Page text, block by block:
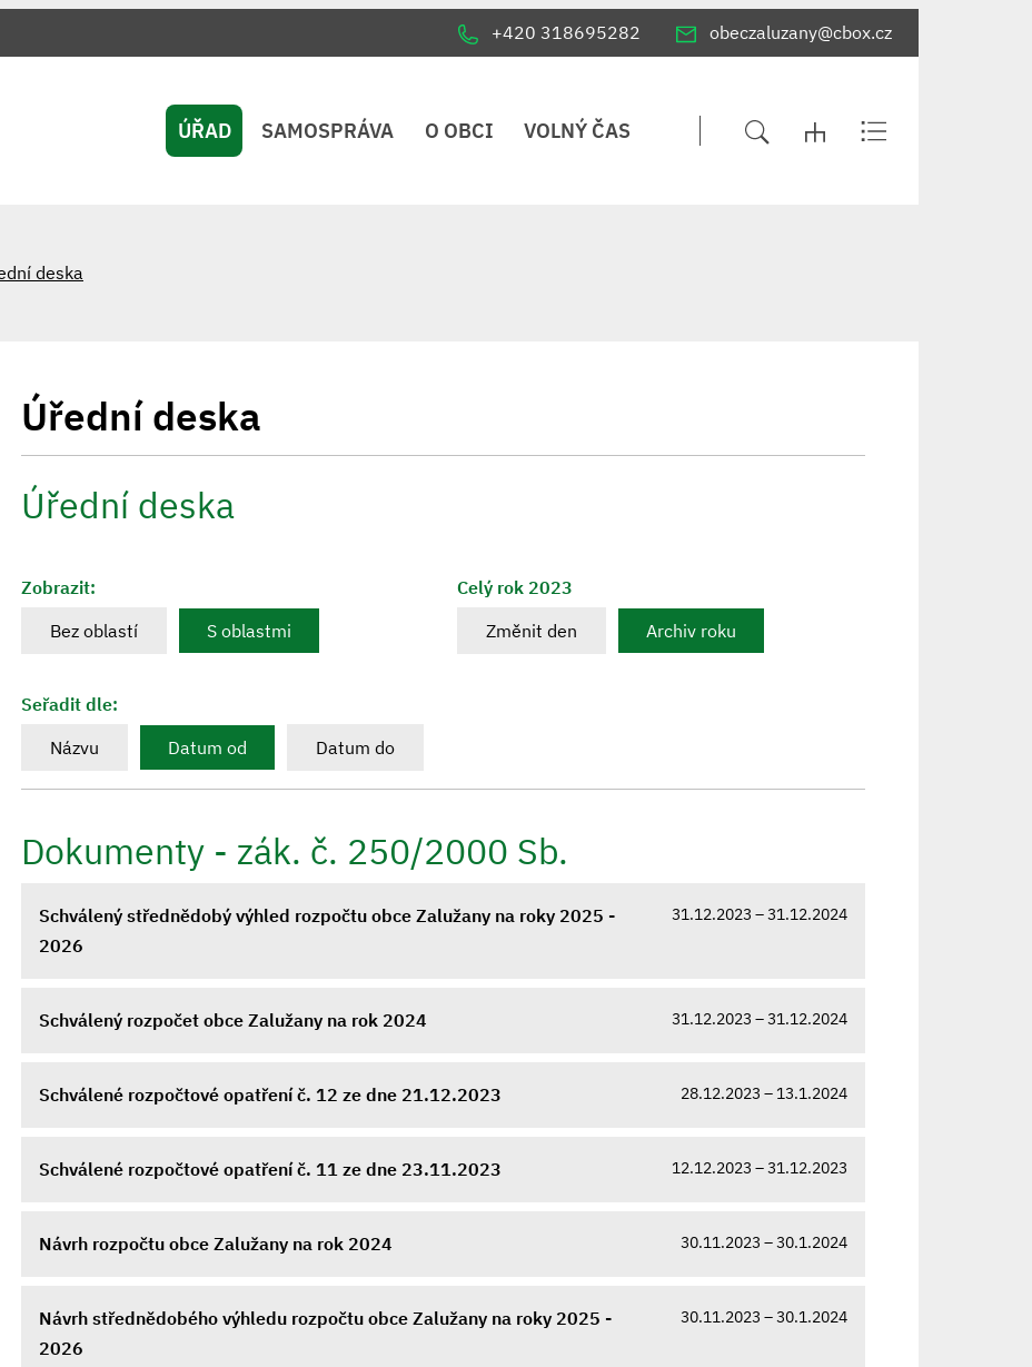
+420 318695282 obeczaluzany@cbox.cz
ÚŘAD SAMOSPRÁVA O OBCI VOLNÝ ČAS
deska
Úřední deska
Úřední deska
Zobrazit:
Bez oblastí
S oblastmi
Celý rok 2023
Změnit den
Archiv roku
Seřadit dle:
Názvu
Datum od Datum do
Dokumenty - zák. č. 250/2000 Sb.
Schválený střednědobý výhled rozpočtu obce Zalužany na roky 2025 -
2026
31.12.2023 – 31.12.2024
Schválený rozpočet obce Zalužany na rok 2024 31.12.2023 – 31.12.2024
Schválené rozpočtové opatření č. 12 ze dne 21.12.2023 28.12.2023 – 13.1.2024
Schválené rozpočtové opatření č. 11 ze dne 23.11.2023 12.12.2023 – 31.12.2023
Návrh rozpočtu obce Zalužany na rok 2024 30.11.2023 – 30.1.2024
Návrh střednědobého výhledu rozpočtu obce Zalužany na roky 2025 -
2026
30.11.2023 – 30.1.2024